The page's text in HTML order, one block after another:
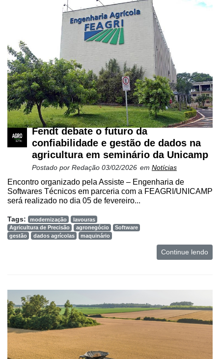
Fendt debate o futuro da
confiabilidade e gestão de dados na
agricultura em seminário da Unicamp
Postado por Redação 03/02/2026 em Notícias
Encontro organizado pela Assiste – Engenharia de
Softwares Técnicos em parceria com a FEAGRI/UNICAMP
será realizado no dia 05 de fevereiro...
Tags: modernização
lavouras
Agricultura de Precisão
agronegócio
Software
gestão
dados agrícolas maquinário
Continue lendo